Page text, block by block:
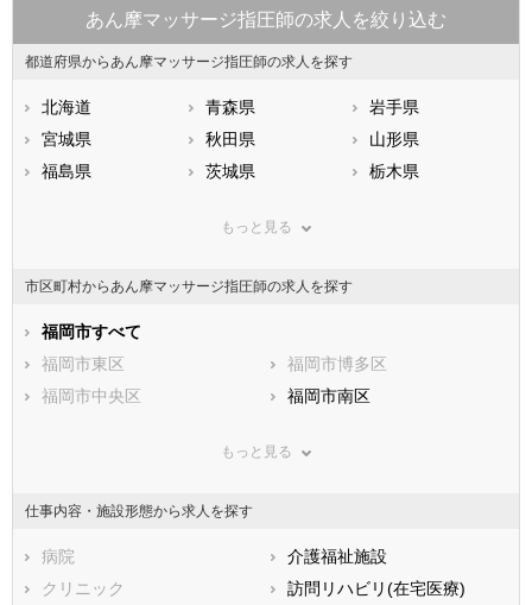
あん摩マッサージ指圧師の求人を絞り込む
都道府県からあん摩マッサージ指圧師の求人を探す
北海道 青森県
岩手県
宮城県
秋田県
山形県
福島県
茨城県
栃木県
神奈川県
石川県
福井県
静岡県
滋賀県
大阪府
兵庫県
和歌山県
山口県
福岡県
佐賀県
熊本県
宮崎県
鹿児島県
もっと見る
市区町村からあん摩マッサージ指圧師の求人を探す
福岡市すべて
福岡市東区
福岡市博多区
福岡市中央区
福岡市南区
北九州市門司区
北九州市戸畑区
北九州市小倉北区
北九州市小倉南区
北九州市八幡東区
もっと見る
仕事内容・施設形態から求人を探す
病院
介護福祉施設
クリニック
訪問リハビリ(在宅医療)